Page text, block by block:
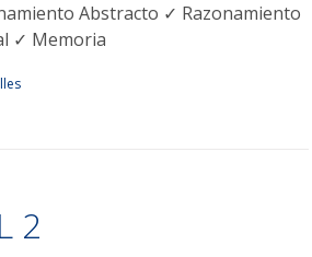
Abstracto ✓ Razonamiento
✓ Memoria
2